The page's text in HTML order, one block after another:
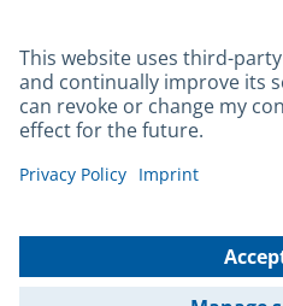
Gebärdensprache
Datenschutz
Kontakt
© 2026 Portal München Betriebs
Landeshauptstadt München und der